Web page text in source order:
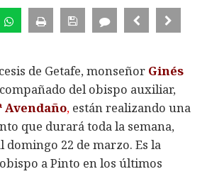
de Getafe, monseñor Ginés
del obispo auxiliar,
Avendaño, están realizando una
que durará toda la semana,
domingo 22 de marzo. Es la
a Pinto en los últimos